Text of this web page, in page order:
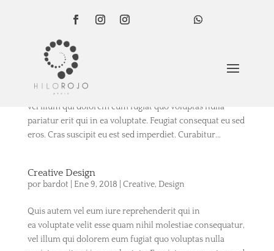
Celebrating winter
bardot |Ene 9, 2018
Quis autem vel eum iure reprehenderit qui in
ea voluptate velit esse quam nihil molestiae consequatur,
vel illum qui dolorem eum fugiat quo voluptas nulla
pariatur erit qui in ea voluptate. Feugiat consequat eu sed
eros. Cras suscipit eu est sed imperdiet. Curabitur...
Creative Design
porbardot Ene 9, 2018 Creative, Design
Quis autem vel eum iure reprehenderit qui in
ea voluptate velit esse quam nihil molestiae consequatur,
vel illum qui dolorem eum fugiat quo voluptas nulla